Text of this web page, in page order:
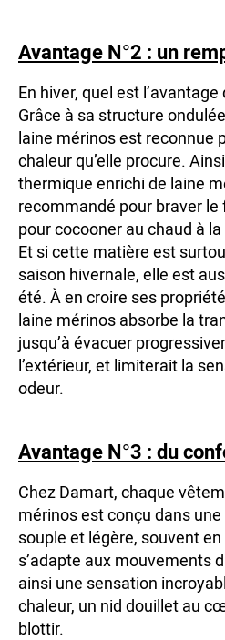
Avantage N°2 : un
En hiver, quel est
Grâce à sa structure
laine mérinos est reconnue
chaleur qu’elle procure.
thermique enrichi de laine
recommandé pour braver le
pour cocooner au chaud à
Et si cette matière est
saison hivernale, elle est
été. À en croire ses
laine mérinos absorbe la
jusqu’à évacuer
l’extérieur, et limiterait la
odeur.
Avantage N°3 : du
Chez Damart, chaque
mérinos est conçu dans
souple et légère, souvent
s’adapte aux mouvements
ainsi une sensation
chaleur, un nid douillet au
blottir.